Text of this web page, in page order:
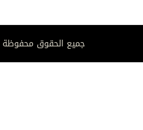
جميع الحقوق محفوظة